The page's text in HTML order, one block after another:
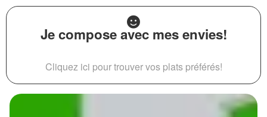
Je compose avec mes envies!
Cliquez ici pour trouver vos plats préférés!